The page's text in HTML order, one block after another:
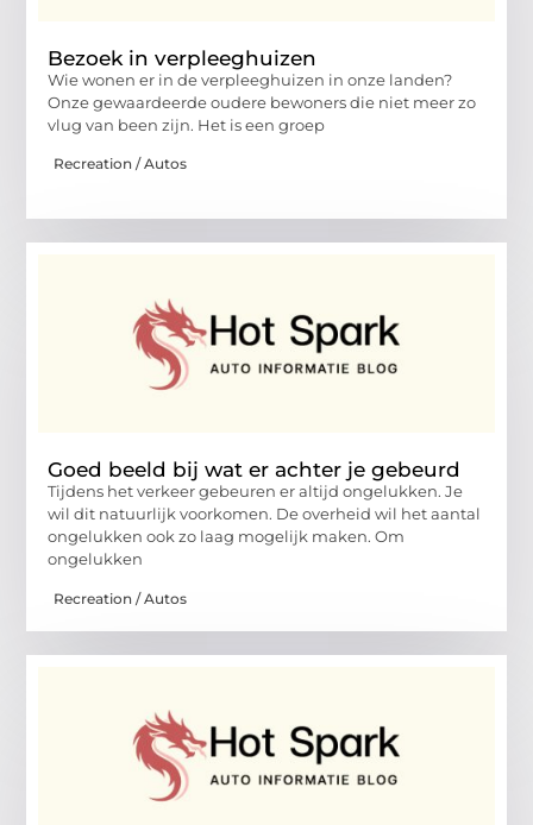
Bezoek in verpleeghuizen
Wie wonen er in de verpleeghuizen in onze landen?
Onze gewaardeerde oudere bewoners die niet meer zo
vlug van been zijn. Het is een groep
Recreation / Autos
Goed beeld bij wat er achter je gebeurd
Tijdens het verkeer gebeuren er altijd ongelukken. Je
wil dit natuurlijk voorkomen. De overheid wil het aantal
ongelukken ook zo laag mogelijk maken. Om
ongelukken
Recreation / Autos